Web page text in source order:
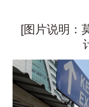
[图片说明：